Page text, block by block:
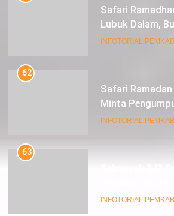
Safari
Lubuk Dalam,
Mengingatkan
INFOTORIAL
62
Safari
Minta
Meningkat
INFOTORIAL
63
Masyarakat
INFOTORIAL